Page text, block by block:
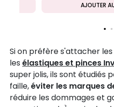
AJOUTER
Si on préfère s'attacher
les élastiques et pinces
super jolis, ils sont étudiés
faille,éviter les marques
réduire les dommages et